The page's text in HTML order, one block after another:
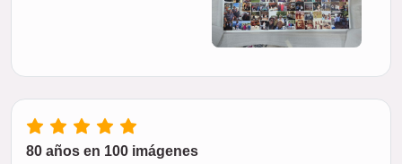
80 años en 100 imágenes